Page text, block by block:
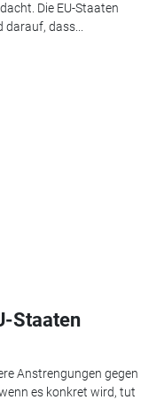
Die EU-Staaten
dass...
Staaten
Anstrengungen gegen
es konkret wird, tut